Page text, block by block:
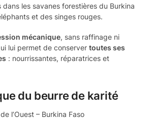
dans les savanes forestières du Burkina
et des singes rouges.
mécanique, sans raffinage ni
lui permet de conserver toutes ses
: nourrissantes, réparatrices et
du beurre de karité
l’Ouest – Burkina Faso